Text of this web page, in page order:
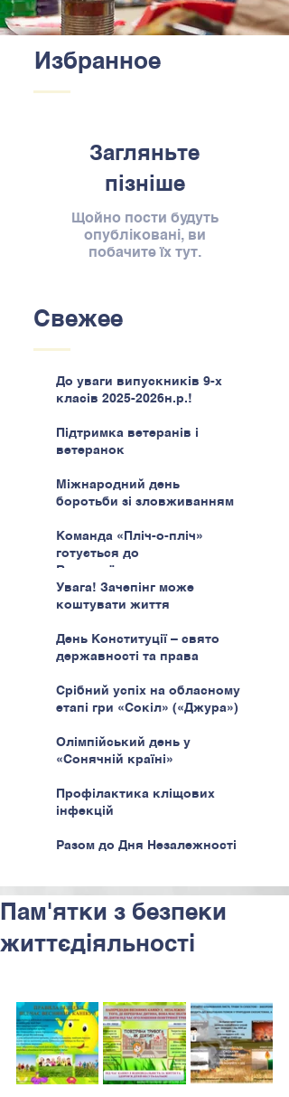
Избранное
Загляньте
пізніше
Щойно пости будуть
опубліковані, ви
побачите їх тут.
Свежее
До уваги випускників 9-х
класів 2025-2026н.р.!
Підтримка ветеранів і
ветеранок
Міжнародний день
боротьби зі зловживанням
Команда «Пліч-о-пліч»
готується до
Всеукраїнського етапу
Увага! Зачепінг може
коштувати життя
День Конституції – свято
державності та права
Срібний успіх на обласному
етапі гри «Сокіл» («Джура»)
Олімпійський день у
«Сонячній країні»
Профілактика кліщових
інфекцій
Разом до Дня Незалежності
Пам'ятки з безпеки
життєдіяльності